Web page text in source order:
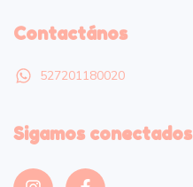
Contactános
527201180020
Sigamos conectados